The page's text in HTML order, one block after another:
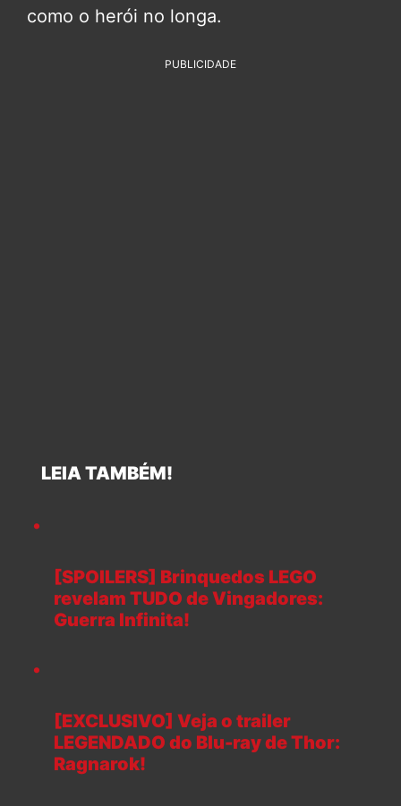
como o herói no longa.
PUBLICIDADE
LEIA TAMBÉM!
[SPOILERS] Brinquedos LEGO
revelam TUDO de Vingadores:
Guerra Infinita!
[EXCLUSIVO] Veja o trailer
LEGENDADO do Blu-ray de Thor:
Ragnarok!